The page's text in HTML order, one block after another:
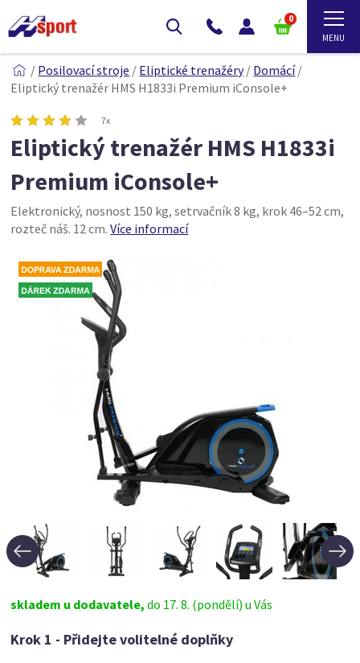
0
/ Posilovací stroje / Eliptické trenažéry/ Domácí/
Eliptický trenažér HMS H1833i Premium iConsole+
7x
Eliptický trenažér HMS H1833i
Premium iConsole+
Elektronický, nosnost 150 kg, setrvačník 8 kg, krok 46–52 cm,
rozteč náš. 12 cm.Více informací
skladem u dodavatele,do 17. 8. (pondělí) u Vás
Krok 1 - Přidejte volitelné doplňky